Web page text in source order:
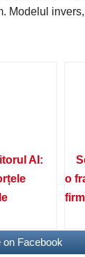
Modelul
AI:
o
on Facebook